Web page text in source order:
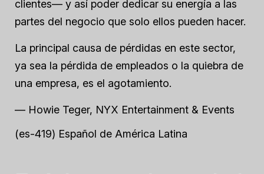
clientes— y así poder dedicar su energía a las
partes del negocio que solo ellos pueden hacer.
La principal causa de pérdidas en este sector,
ya sea la pérdida de empleados o la quiebra de
una empresa, es el agotamiento.
— Howie Teger, NYX Entertainment & Events
(es-419) Español de América Latina